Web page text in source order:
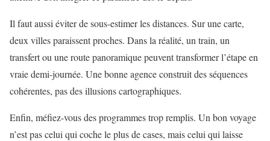
Il faut aussi éviter de sous-estimer les distances. Sur une carte,
deux villes paraissent proches. Dans la réalité, un train, un
transfert ou une route panoramique peuvent transformer l’étape en
vraie demi-journée. Une bonne agence construit des séquences
cohérentes, pas des illusions cartographiques.
Enfin, méfiez-vous des programmes trop remplis. Un bon voyage
n’est pas celui qui coche le plus de cases, mais celui qui laisse